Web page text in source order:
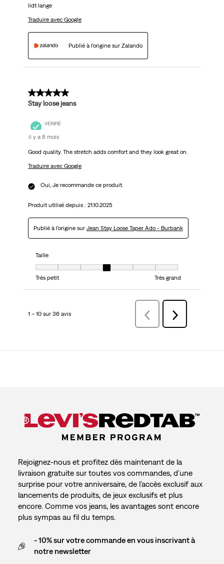
lidt lange
Traduire avec Google
Publié à l'origine sur Zalando
5 sur 5 étoiles.
Stay loose jeans
VÉRIFIÉ
il y a 8 mois
Good quality. The stretch adds comfort and they look great on.
Traduire avec Google
Oui, Je recommande ce produit.
Produit utilisé depuis : 21.10.2025
Publié à l'origine sur Jean Stay Loose Taper Ado - Burbank
Taille
Très petit
Très grand
1 – 10 sur 36 avis PrécédentavisSuivant
Rejoignez-nous et profitez dès maintenant de la
livraison gratuite sur toutes vos commandes, d’une
surprise pour votre anniversaire, de l’accès exclusif aux
lancements de produits, de jeux exclusifs et plus
encore. Comme vos jeans, les avantages sont encore
plus sympas au fil du temps.
- 10% sur votre commande en vous inscrivant à
notre newsletter